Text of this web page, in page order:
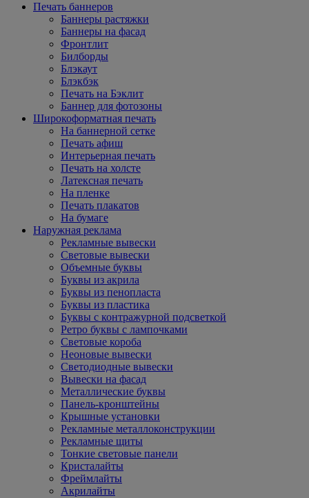
Печать баннеров
Баннеры растяжки
Баннеры на фасад
Фронтлит
Билборды
Блэкаут
Блэкбэк
Печать на Бэклит
Баннер для фотозоны
Широкоформатная печать
На баннерной сетке
Печать афиш
Интерьерная печать
Печать на холсте
Латексная печать
На пленке
Печать плакатов
На бумаге
Наружная реклама
Рекламные вывески
Световые вывески
Объемные буквы
Буквы из акрила
Буквы из пенопласта
Буквы из пластика
Буквы с контражурной подсветкой
Ретро буквы с лампочками
Световые короба
Неоновые вывески
Светодиодные вывески
Вывески на фасад
Металлические буквы
Панель-кронштейны
Крышные установки
Рекламные металлоконструкции
Рекламные щиты
Тонкие световые панели
Кристалайты
Фреймлайты
Акрилайты